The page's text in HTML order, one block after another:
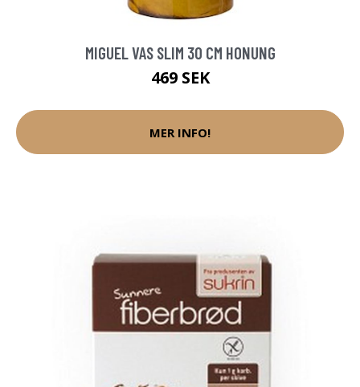
MIGUEL VAS SLIM 30 CM HONUNG
469 SEK
MER INFO!